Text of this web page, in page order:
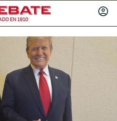
EN 1910